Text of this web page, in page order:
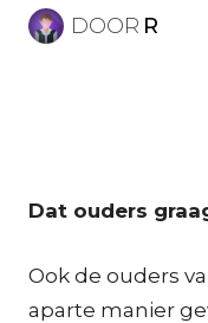
DOOR R
Dat ouders
Ook de ouders
aparte manier